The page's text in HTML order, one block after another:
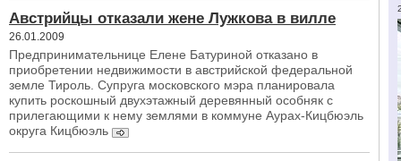
Австрийцы отказали жене Лужкова в вилле
26.01.2009
Предпринимательнице Елене Батуриной отказано в
приобретении недвижимости в австрийской федеральной
земле Тироль. Супруга московского мэра планировала
купить роскошный двухэтажный деревянный особняк с
прилегающими к нему землями в коммуне Аурах-Кицбюэль
округа Кицбюэль